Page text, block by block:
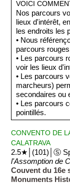
VOICI
Nos parcours
lieux d'intérêt,
les endroits les
• Nous
parcours
• Les parcours
voir les lieux
• Les parcours
marcheurs)
secondaires ou
• Les parcours
pointillés.
CONVENTO DE
CALATRAVA
2.5★│(101)│Ⓢ
l'Assomption de
Couvent du 16e
Monuments